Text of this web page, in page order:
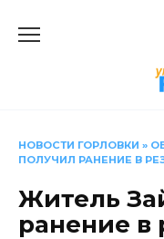
НОВОСТИ ГОРЛОВКИ »
ПОЛУЧИЛ РАНЕНИЕ В
Житель
ранение в